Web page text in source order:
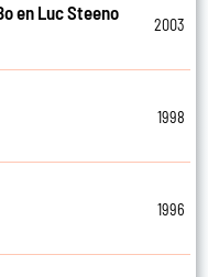
en Luc Steeno
2003
1998
1996